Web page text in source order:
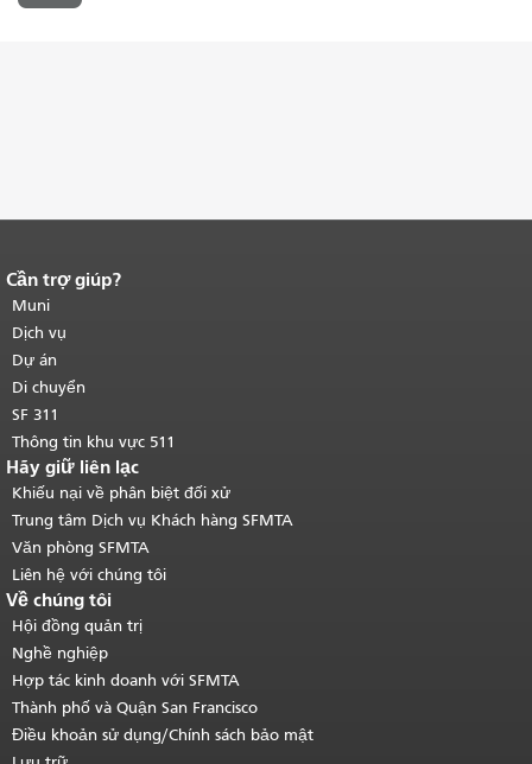
Kết thúc nội dung trang.
của trang này được lặp lại trên mọi
trang.Quay lại đầu trang nội dung
chính.
Cần trợ giúp?
Muni
Dịch vụ
Dự án
Di chuyển
SF 311
Thông tin khu vực 511
Hãy giữ liên lạc
Khiếu nại về phân biệt đối xử
Trung tâm Dịch vụ Khách hàng SFMTA
Văn phòng SFMTA
Liên hệ với chúng tôi
Về chúng tôi
Hội đồng quản trị
Nghề nghiệp
Hợp tác kinh doanh với SFMTA
Thành phố và Quận San Francisco
Điều khoản sử dụng/Chính sách bảo mật